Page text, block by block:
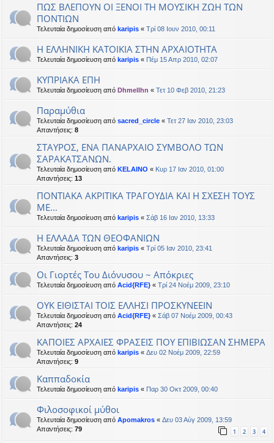
ΠΩΣ ΒΛΕΠΟΥΝ ΟΙ ΞΕΝΟΙ ΤΗ ΜΟΥΣΙΚΗ ΖΩΗ ΤΩΝ
ΠΟΝΤΙΩΝ
Τελευταία δημοσίευση από karipis « Τρί 08 Ιουν 2010, 00:11
Η ΕΛΛΗΝΙΚΗ ΚΑΤΟΙΚΙΑ ΣΤΗΝ ΑΡΧΑΙΟΤΗΤΑ
Τελευταία δημοσίευση από karipis « Πέμ 15 Απρ 2010, 02:07
ΚΥΠΡΙΑΚΑ ΕΠΗ
Τελευταία δημοσίευση από Dhmellhn « Τετ 10 Φεβ 2010, 21:23
Παραμύθια
Τελευταία δημοσίευση από sacred_circle « Τετ 27 Ιαν 2010, 23:03
Απαντήσεις: 8
ΣΤΑΥΡΟΣ, ΕΝΑ ΠΑΝΑΡΧΑΙΟ ΣΥΜΒΟΛΟ ΤΩΝ
ΣΑΡΑΚΑΤΣΑΝΩΝ.
Τελευταία δημοσίευση από KELAINO « Κυρ 17 Ιαν 2010, 01:00
Απαντήσεις: 13
ΠΟΝΤΙΑΚΑ ΑΚΡΙΤΙΚΑ ΤΡΑΓΟΥΔΙΑ ΚΑΙ Η ΣΧΕΣΗ ΤΟΥΣ
ΜΕ...
Τελευταία δημοσίευση από karipis « Σάβ 16 Ιαν 2010, 13:33
Η ΕΛΛΑΔΑ ΤΩΝ ΘΕΟΦΑΝΙΩΝ
Τελευταία δημοσίευση από karipis « Τρί 05 Ιαν 2010, 23:41
Απαντήσεις: 3
Οι Γιορτές Του Διόνυσου ~ Απόκριες
Τελευταία δημοσίευση από Acid{RFE}« Τρί 24 Νοέμ 2009, 23:10
ΟΥΚ ΕΙΘΙΣΤΑΙ ΤΟΙΣ ΕΛΛΗΣΙ ΠΡΟΣΚΥΝΕΕΙΝ
Τελευταία δημοσίευση από Acid{RFE}« Σάβ 07 Νοέμ 2009, 00:43
Απαντήσεις: 24
ΚΑΠΟΙΕΣ ΑΡΧΑΙΕΣ ΦΡΑΣΕΙΣ ΠΟΥ ΕΠΙΒΙΩΣΑΝ ΣΗΜΕΡΑ
Τελευταία δημοσίευση από karipis « Δευ 02 Νοέμ 2009, 22:59
Απαντήσεις: 9
Καππαδοκία
Τελευταία δημοσίευση από karipis « Παρ 30 Οκτ 2009, 00:40
Φιλοσοφικοί μύθοι
Τελευταία δημοσίευση από Apomakros « Δευ 03 Αύγ 2009, 13:59
Απαντήσεις: 79 1 2 3 4